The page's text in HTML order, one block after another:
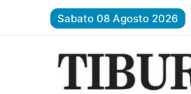
Sabato 08 Agosto 2026
TIVOLI –